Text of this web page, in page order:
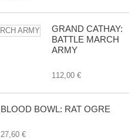
GRAND CATHAY:
BATTLE MARCH
ARMY
112,00 €
BLOOD BOWL: RAT OGRE
27,60 €